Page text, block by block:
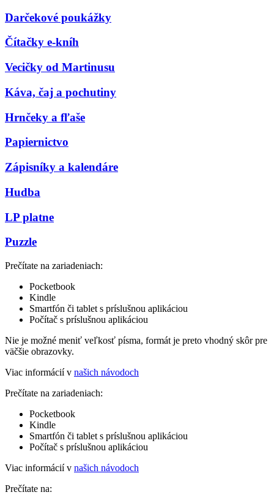
Darčekové poukážky
Čítačky e-kníh
Vecičky od Martinusu
Káva, čaj a pochutiny
Hrnčeky a fľaše
Papiernictvo
Zápisníky a kalendáre
Hudba
LP platne
Puzzle
Prečítate na zariadeniach:
Pocketbook
Kindle
Smartfón či tablet s príslušnou aplikáciou
Počítač s príslušnou aplikáciou
Nie je možné meniť veľkosť písma, formát je preto vhodný skôr pre
väčšie obrazovky.
Viac informácií v našich návodoch
Prečítate na zariadeniach:
Pocketbook
Kindle
Smartfón či tablet s príslušnou aplikáciou
Počítač s príslušnou aplikáciou
Viac informácií v našich návodoch
Prečítate na: